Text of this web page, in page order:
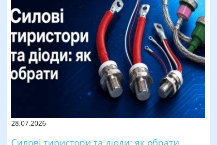
28.07.2026